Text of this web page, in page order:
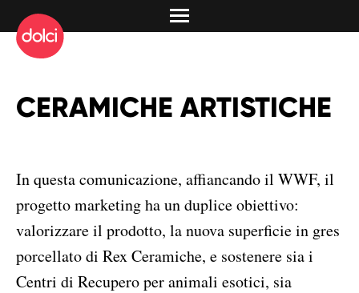
CERAMICHE ARTISTICHE
In questa comunicazione, affiancando il WWF, il
progetto marketing ha un duplice obiettivo:
valorizzare il prodotto, la nuova superficie in gres
porcellato di Rex Ceramiche, e sostenere sia i
Centri di Recupero per animali esotici, sia